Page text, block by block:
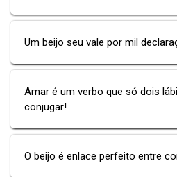
Um beijo seu vale por mil
Amar é um verbo que só dois
conjugar!
O beijo é enlace perfeito entre